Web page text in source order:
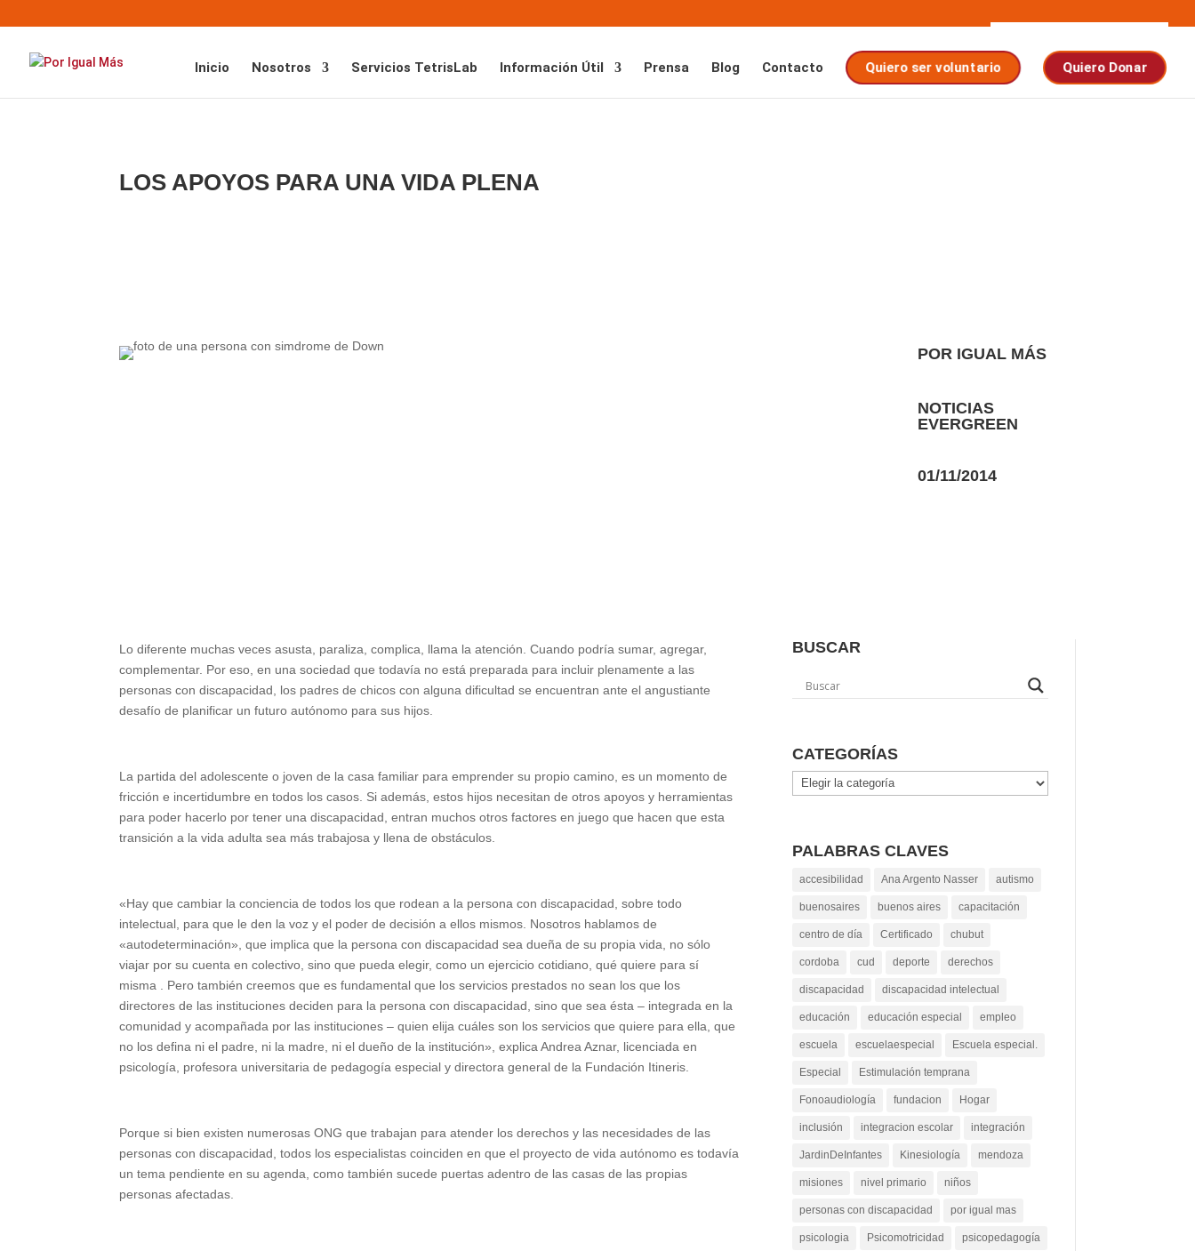
Inicio Nosotros Servicios TetrisLab Información Útil Prensa Blog Contacto Quiero ser voluntario Quiero Donar
LOS APOYOS PARA UNA VIDA PLENA
POR IGUAL MÁS
NOTICIAS
EVERGREEN
01/11/2014
Lo diferente muchas veces asusta, paraliza, complica, llama la atención. Cuando podría sumar, agregar,
complementar. Por eso, en una sociedad que todavía no está preparada para incluir plenamente a las
personas con discapacidad, los padres de chicos con alguna dificultad se encuentran ante el angustiante
desafío de planificar un futuro autónomo para sus hijos.
La partida del adolescente o joven de la casa familiar para emprender su propio camino, es un momento de
fricción e incertidumbre en todos los casos. Si además, estos hijos necesitan de otros apoyos y herramientas
para poder hacerlo por tener una discapacidad, entran muchos otros factores en juego que hacen que esta
transición a la vida adulta sea más trabajosa y llena de obstáculos.
«Hay que cambiar la conciencia de todos los que rodean a la persona con discapacidad, sobre todo
intelectual, para que le den la voz y el poder de decisión a ellos mismos. Nosotros hablamos de
«autodeterminación», que implica que la persona con discapacidad sea dueña de su propia vida, no sólo
viajar por su cuenta en colectivo, sino que pueda elegir, como un ejercicio cotidiano, qué quiere para sí
misma . Pero también creemos que es fundamental que los servicios prestados no sean los que los
directores de las instituciones deciden para la persona con discapacidad, sino que sea ésta – integrada en la
comunidad y acompañada por las instituciones – quien elija cuáles son los servicios que quiere para ella, que
no los defina ni el padre, ni la madre, ni el dueño de la institución», explica Andrea Aznar, licenciada en
psicología, profesora universitaria de pedagogía especial y directora general de la Fundación Itineris.
Porque si bien existen numerosas ONG que trabajan para atender los derechos y las necesidades de las
personas con discapacidad, todos los especialistas coinciden en que el proyecto de vida autónomo es todavía
un tema pendiente en su agenda, como también sucede puertas adentro de las casas de las propias
personas afectadas.
BUSCAR
CATEGORÍAS
Categorías
PALABRAS CLAVES
accesibilidad Ana Argento Nasser autismo
buenosaires buenos aires capacitación
centro de día Certificado chubut
cordoba cud deporte derechos
discapacidad discapacidad intelectual
educación educación especial empleo
escuela escuelaespecial Escuela especial.
Especial Estimulación temprana
Fonoaudiología fundacion Hogar
inclusión integracion escolar integración
JardinDeInfantes Kinesiología mendoza
misiones nivel primario niños
personas con discapacidad por igual mas
psicologia Psicomotricidad psicopedagogía